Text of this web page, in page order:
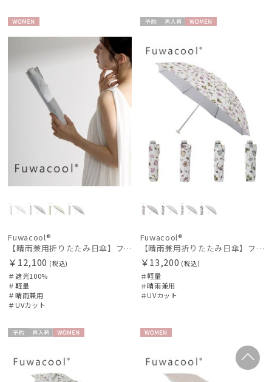
Fuwacool®
【晴雨兼用折りたたみ日傘】フワクール®ホワイト（Fuwacool® White）グリッターリボン 遮光100 UV100
￥12,100 (税込)
＃遮光100%
＃軽量
＃晴雨兼用
＃UVカット
Fuwacool®
【晴雨兼用折りたたみ日傘】フワクール®ホワイト（Fuwacool® White）ボタニカル 遮光100％ 遮熱 UV100％
￥13,200 (税込)
＃軽量
＃晴雨兼用
＃UVカット
N